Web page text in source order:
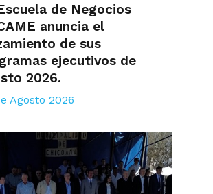
de Negocios
anuncia el
de sus
ejecutivos de
2026.
Agosto 2026